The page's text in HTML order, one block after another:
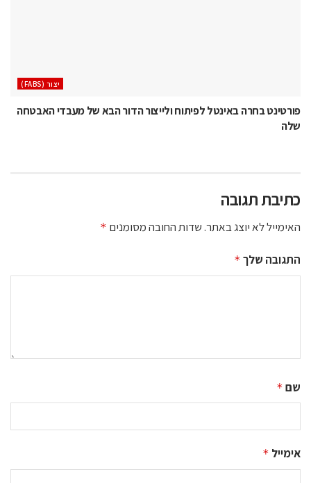
‫יצור (‪(FABS‬‬
פורטינט בחרה באינטל לפיתוח ולייצור הדור הבא של מעבדי האבטחה
שלה
כתיבת תגובה
האימייל לא יוצג באתר.שדות החובה מסומנים *
התגובה שלך *
שם *
אימייל *